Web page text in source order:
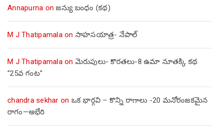
Annapurna onజన్యు బంధం (కథ)
M J Thatipamalaon సాహసయాత్ర- నేపాల్‌
M J Thatipamalaon మెరుపులు- కొరతలు-8 ఉమా నూతక్కి కథ
“25వ గంట”
chandra sekhar on ఒక భార్గవి – కొన్ని రాగాలు -20 మనోరంజకమైన
రాగం—అభేరి